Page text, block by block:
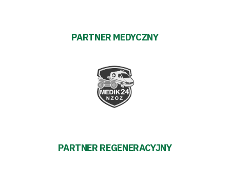
PARTNER MEDYCZNY
PARTNER REGENERACYJNY